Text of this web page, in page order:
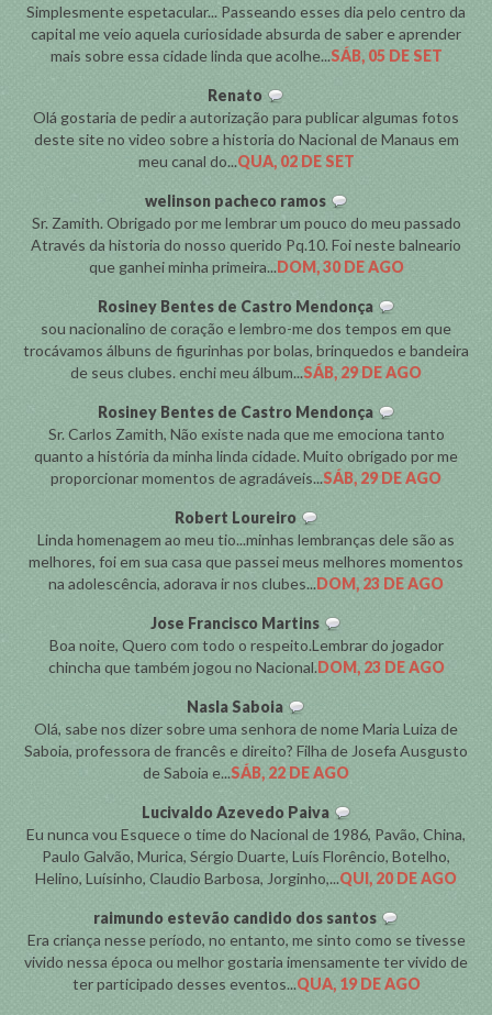
Simplesmente espetacular... Passeando esses dia pelo centro da
capital me veio aquela curiosidade absurda de saber e aprender
mais sobre essa cidade linda que acolhe...SÁB, 05 DE SET
Renato
Olá gostaria de pedir a autorização para publicar algumas fotos
deste site no video sobre a historia do Nacional de Manaus em
meu canal do...QUA, 02 DE SET
welinson pacheco ramos
Sr. Zamith. Obrigado por me lembrar um pouco do meu passado
Através da historia do nosso querido Pq.10. Foi neste balneario
que ganhei minha primeira...DOM, 30 DE AGO
Rosiney Bentes de Castro Mendonça
sou nacionalino de coração e lembro-me dos tempos em que
trocávamos álbuns de figurinhas por bolas, brinquedos e bandeira
de seus clubes. enchi meu álbum...SÁB, 29 DE AGO
Rosiney Bentes de Castro Mendonça
Sr. Carlos Zamith, Não existe nada que me emociona tanto
quanto a história da minha linda cidade. Muito obrigado por me
proporcionar momentos de agradáveis...SÁB, 29 DE AGO
Robert Loureiro
Linda homenagem ao meu tio...minhas lembranças dele são as
melhores, foi em sua casa que passei meus melhores momentos
na adolescência, adorava ir nos clubes...DOM, 23 DE AGO
Jose Francisco Martins
Boa noite, Quero com todo o respeito.Lembrar do jogador
chincha que também jogou no Nacional.DOM, 23 DE AGO
Nasla Saboia
Olá, sabe nos dizer sobre uma senhora de nome Maria Luiza de
Saboia, professora de francês e direito? Filha de Josefa Ausgusto
de Saboia e...SÁB, 22 DE AGO
Lucivaldo Azevedo Paiva
Eu nunca vou Esquece o time do Nacional de 1986, Pavão, China,
Paulo Galvão, Murica, Sérgio Duarte, Luís Florêncio, Botelho,
Helino, Luísinho, Claudio Barbosa, Jorginho,...QUI, 20 DE AGO
raimundo estevão candido dos santos
Era criança nesse período, no entanto, me sinto como se tivesse
vivido nessa época ou melhor gostaria imensamente ter vivido de
ter participado desses eventos...QUA, 19 DE AGO